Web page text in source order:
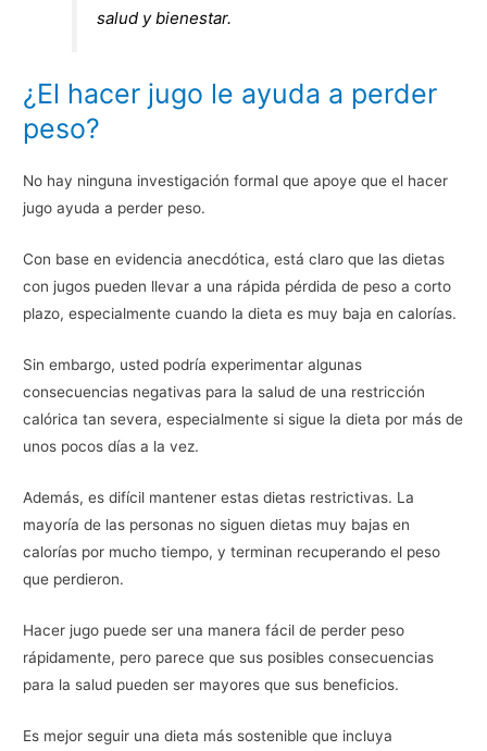
salud y bienestar.
¿El hacer jugo le ayuda a perder
peso?
No hay ninguna investigación formal que apoye que el hacer
jugo ayuda a perder peso.
Con base en evidencia anecdótica, está claro que las dietas
con jugos pueden llevar a una rápida pérdida de peso a corto
plazo, especialmente cuando la dieta es muy baja en calorías.
Sin embargo, usted podría experimentar algunas
consecuencias negativas para la salud de una restricción
calórica tan severa, especialmente si sigue la dieta por más de
unos pocos días a la vez.
Además, es difícil mantener estas dietas restrictivas. La
mayoría de las personas no siguen dietas muy bajas en
calorías por mucho tiempo, y terminan recuperando el peso
que perdieron.
Hacer jugo puede ser una manera fácil de perder peso
rápidamente, pero parece que sus posibles consecuencias
para la salud pueden ser mayores que sus beneficios.
Es mejor seguir una dieta más sostenible que incluya